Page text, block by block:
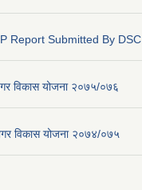
Report Submitted By DSC
विकास योजना २०७५/०७६
विकास योजना २०७४/०७५